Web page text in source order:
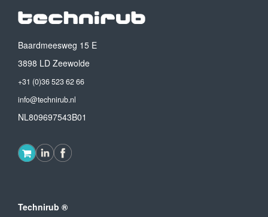
Baardmeesweg 15 E
3898 LD Zeewolde
+31 (0)36 523 62 66
info@technirub.nl
NL809697543B01
Technirub ®